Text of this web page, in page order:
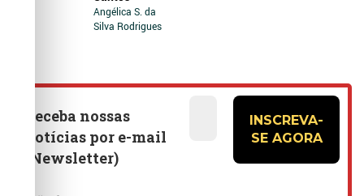
Angélica S. da
Silva Rodrigues